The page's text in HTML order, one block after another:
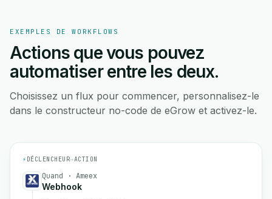
EXEMPLES DE WORKFLOWS
Actions que vous pouvez
automatiser entre les deux.
Choisissez un flux pour commencer, personnalisez-le
dans le constructeur no-code de eGrow et activez-le.
⚡ DÉCLENCHEUR→ACTION
Quand · Ameex
Webhook